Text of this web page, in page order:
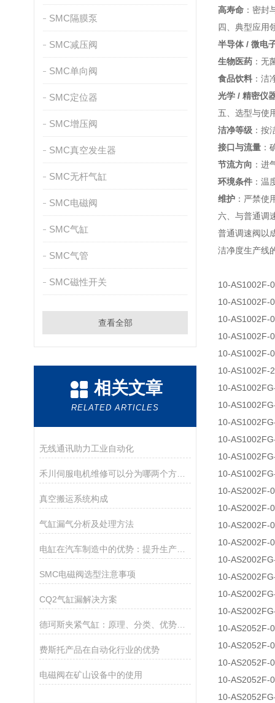
SMC隔膜泵
SMC减压阀
SMC单向阀
SMC定位器
SMC增压阀
SMC真空发生器
SMC无杆气缸
SMC电磁阀
SMC气缸
SMC气管
SMC磁性开关
查看全部
相关文章
RELATED ARTICLES
无线通讯助力工业自动化
禾川伺服电机维修可以分为哪两个方面？
真空搬运系统构成
气缸漏气分析及处理方法
电缸在汽车制造中的优势：提升生产线的灵活性和效率
SMC电磁阀选型注意事项
CQ2气缸漏解决方案
德珂斯夹紧气缸：原理、分类、优势与使用须知
费斯托产品在自动化行业的优势
电磁阀在矿山设备中的使用
高寿命 ：密封
四、典型应用
半导体 / 微电
生物医药 ：无
食品饮料 ：洁
光学 / 精密仪
五、选型与使
洁净等级 ：按
接口与流量 ：
节流方向 ：进
环境条件 ：温
维护 ：严禁使
六、与普通调
普通调速阀以
洁净度生产线
10-AS1002F-
10-AS1002F-
10-AS1002F-
10-AS1002F-
10-AS1002F-
10-AS1002F-
10-
10-
10-
10-
10-
10-
10-AS2002F-
10-AS2002F-
10-AS2002F-
10-AS2002F-
10-
10-
10-
10-
10-AS2052F-
10-AS2052F-
10-AS2052F-
10-AS2052F-
10-